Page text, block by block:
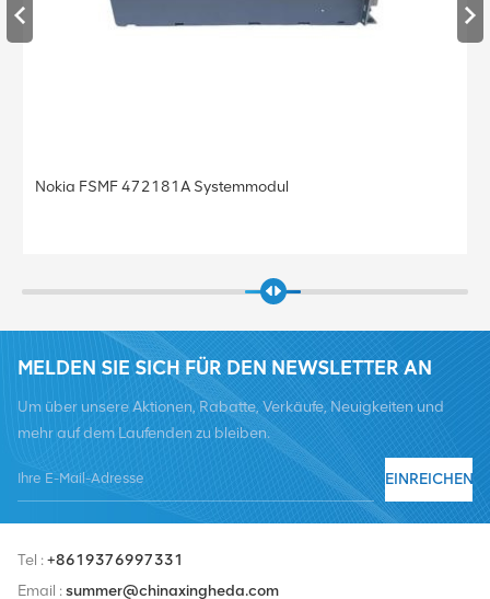
Nokia FRGU RRU 472956A FLEXI RF MODULE 6TX 2100
MELDEN SIE SICH FÜR DEN NEWSLETTER AN
Um über unsere Aktionen, Rabatte, Verkäufe, Neuigkeiten und
mehr auf dem Laufenden zu bleiben.
EINREICHEN
Tel :+8619376997331
Email :summer@chinaxingheda.com